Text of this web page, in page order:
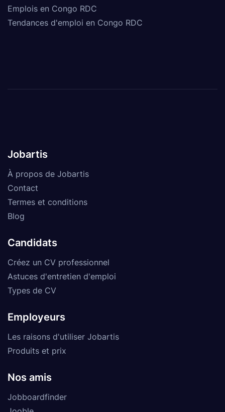
Emplois en Congo RDC
Tendances d'emploi en Congo RDC
Jobartis
À propos de Jobartis
Contact
Termes et conditions
Blog
Candidats
Créez un CV professionnel
Astuces d'entretien d'emploi
Types de CV
Employeurs
Les raisons d'utiliser Jobartis
Produits et prix
Nos amis
Jobboardfinder